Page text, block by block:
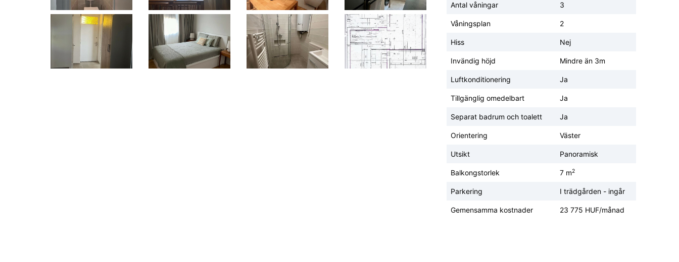
Antal våningar 3
Våningsplan 2
Hiss Nej
Invändig höjd Mindre än 3m
Luftkonditionering Ja
Tillgänglig omedelbart Ja
Separat badrum och toalett Ja
Orientering Väster
Utsikt Panoramisk
Balkongstorlek 7 m2
Parkering I trädgården - ingår
Gemensamma kostnader 23 775 HUF/månad